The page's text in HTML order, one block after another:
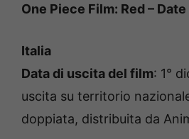
One Piece Film: Red –
Italia
Data di uscita del film: 1°
uscita su territorio
doppiata, distribuita da